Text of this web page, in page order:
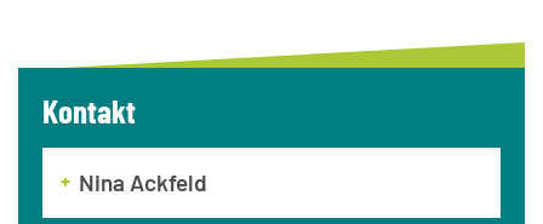
Kontakt
Nina Ackfeld